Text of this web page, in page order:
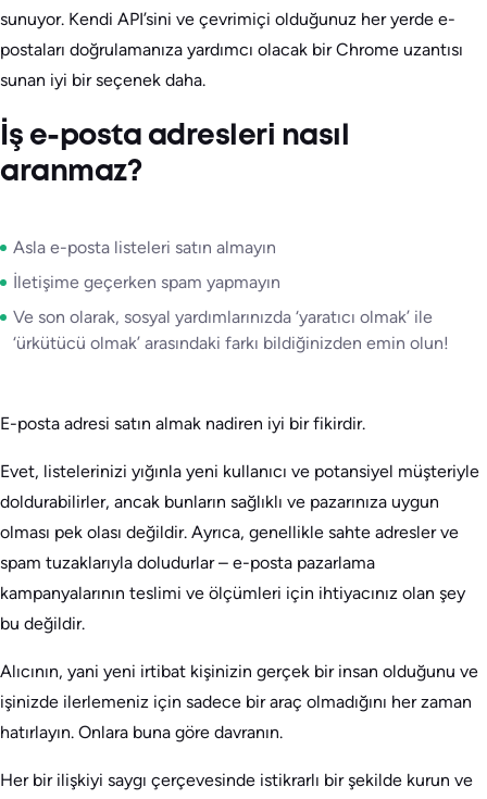
sunuyor. Kendi API’sini ve çevrimiçi olduğunuz her yerde e-
postaları doğrulamanıza yardımcı olacak bir Chrome uzantısı
sunan iyi bir seçenek daha.
İş e-posta adresleri nasıl
aranmaz?
Asla e-posta listeleri satın almayın
İletişime geçerken spam yapmayın
Ve son olarak, sosyal yardımlarınızda ‘yaratıcı olmak’ ile
‘ürkütücü olmak’ arasındaki farkı bildiğinizden emin olun!
E-posta adresi satın almak nadiren iyi bir fikirdir.
Evet, listelerinizi yığınla yeni kullanıcı ve potansiyel müşteriyle
doldurabilirler, ancak bunların sağlıklı ve pazarınıza uygun
olması pek olası değildir. Ayrıca, genellikle sahte adresler ve
spam tuzaklarıyla doludurlar – e-posta pazarlama
kampanyalarının teslimi ve ölçümleri için ihtiyacınız olan şey
bu değildir.
Alıcının, yani yeni irtibat kişinizin gerçek bir insan olduğunu ve
işinizde ilerlemeniz için sadece bir araç olmadığını her zaman
hatırlayın. Onlara buna göre davranın.
Her bir ilişkiyi saygı çerçevesinde istikrarlı bir şekilde kurun ve